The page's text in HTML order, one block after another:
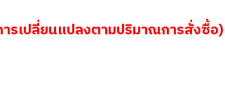
รเปลี่ยนแปลงตามปริมาณการสั่งซื้